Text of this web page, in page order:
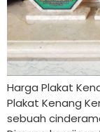
Harga Plakat
Plakat Kenang
sebuah